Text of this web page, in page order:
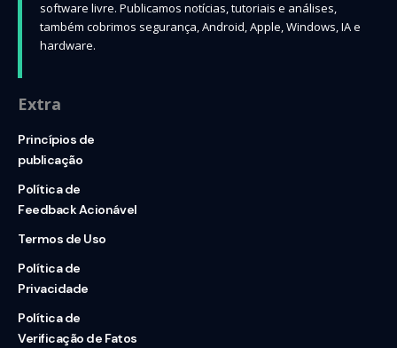
software livre. Publicamos notícias, tutoriais e análises,
também cobrimos segurança, Android, Apple, Windows, IA e
hardware.
Extra
Princípios de
publicação
Política de
Feedback Acionável
Termos de Uso
Política de
Privacidade
Política de
Verificação de Fatos